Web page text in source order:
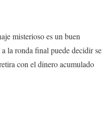
misterioso es un buen
la ronda final puede decidir se
con el dinero acumulado